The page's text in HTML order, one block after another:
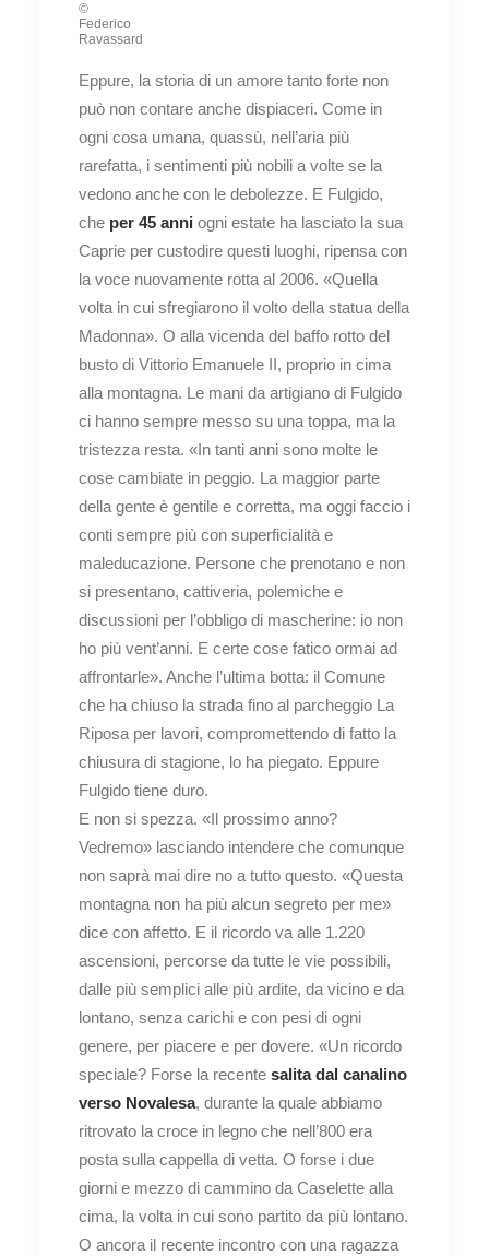
©
Federico
Ravassard
Eppure, la storia di un amore tanto forte non
può non contare anche dispiaceri. Come in
ogni cosa umana, quassù, nell’aria più
rarefatta, i sentimenti più nobili a volte se la
vedono anche con le debolezze. E Fulgido,
che per 45 anni ogni estate ha lasciato la sua
Caprie per custodire questi luoghi, ripensa con
la voce nuovamente rotta al 2006. «Quella
volta in cui sfregiarono il volto della statua della
Madonna». O alla vicenda del baffo rotto del
busto di Vittorio Emanuele II, proprio in cima
alla montagna. Le mani da artigiano di Fulgido
ci hanno sempre messo su una toppa, ma la
tristezza resta. «In tanti anni sono molte le
cose cambiate in peggio. La maggior parte
della gente è gentile e corretta, ma oggi faccio i
conti sempre più con superficialità e
maleducazione. Persone che prenotano e non
si presentano, cattiveria, polemiche e
discussioni per l’obbligo di mascherine: io non
ho più vent’anni. E certe cose fatico ormai ad
affrontarle». Anche l’ultima botta: il Comune
che ha chiuso la strada fino al parcheggio La
Riposa per lavori, compromettendo di fatto la
chiusura di stagione, lo ha piegato. Eppure
Fulgido tiene duro.
E non si spezza. «Il prossimo anno?
Vedremo» lasciando intendere che comunque
non saprà mai dire no a tutto questo. «Questa
montagna non ha più alcun segreto per me»
dice con affetto. E il ricordo va alle 1.220
ascensioni, percorse da tutte le vie possibili,
dalle più semplici alle più ardite, da vicino e da
lontano, senza carichi e con pesi di ogni
genere, per piacere e per dovere. «Un ricordo
speciale? Forse la recente salita dal canalino
verso Novalesa, durante la quale abbiamo
ritrovato la croce in legno che nell’800 era
posta sulla cappella di vetta. O forse i due
giorni e mezzo di cammino da Caselette alla
cima, la volta in cui sono partito da più lontano.
O ancora il recente incontro con una ragazza